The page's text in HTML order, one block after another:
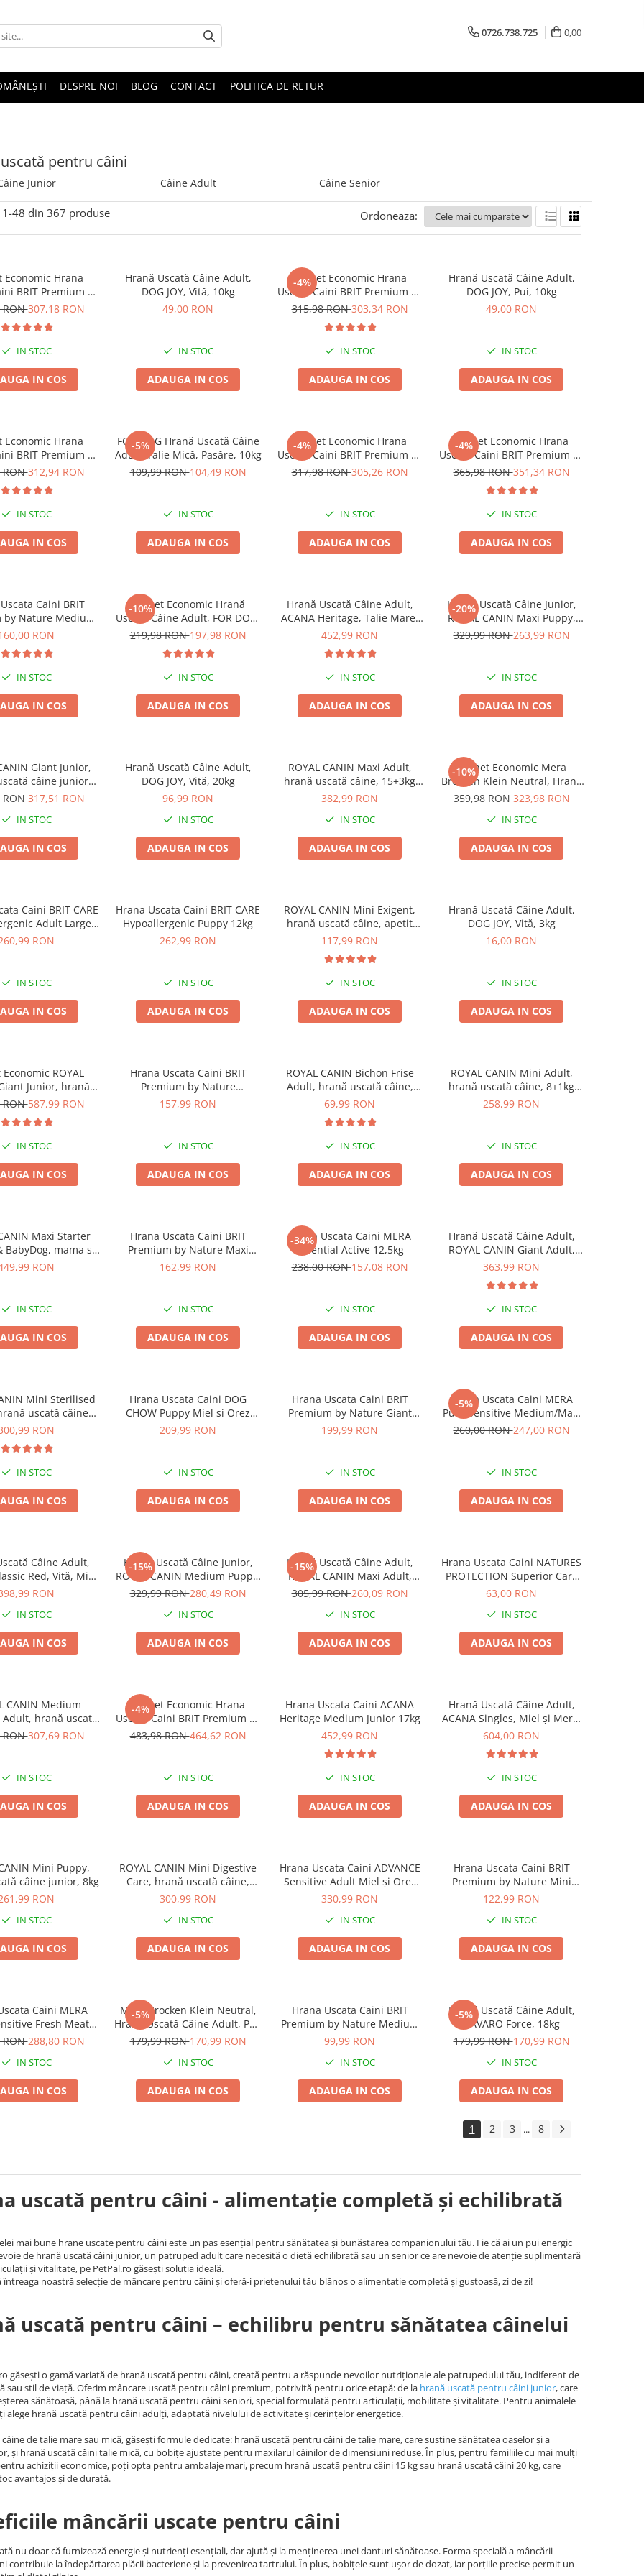
0726.738.725 0,00
DESPRE NOI BLOG CONTACT POLITICA DE RETUR
pentru câini
Junior Câine Adult Câine Senior
1-48 din 367 produse Ordoneaza:
Economic Hrana
BRIT Premium by
Adult 2x15kg
RON307,18 RON
IN STOC
IN COS
Hrană Uscată Câine Adult,
DOG JOY, Vită, 10kg
49,00 RON
IN STOC
ADAUGA IN COS
-4%
Pachet Economic Hrana
Uscata Caini BRIT Premium by
Nature Maxi/Giant Senior
315,98 RON303,34 RON
IN STOC
ADAUGA IN COS
Hrană Uscată Câine Adult,
DOG JOY, Pui, 10kg
49,00 RON
IN STOC
ADAUGA IN COS
Economic Hrana
BRIT Premium by
Adult 2x15kg
RON312,94 RON
IN STOC
IN COS
-5%
FOR DOG Hrană Uscată Câine
Adult, Talie Mică, Pasăre, 10kg
109,99 RON104,49 RON
IN STOC
ADAUGA IN COS
-4%
Pachet Economic Hrana
Uscata Caini BRIT Premium by
Nature Light 2x15kg
317,98 RON305,26 RON
IN STOC
ADAUGA IN COS
-4%
Pachet Economic Hrana
Uscata Caini BRIT Premium by
Nature Giant Adult 2x15kg
365,98 RON351,34 RON
IN STOC
ADAUGA IN COS
Caini BRIT
by Nature Medium
Adult 15kg
RON
IN STOC
IN COS
-10%
Pachet Economic Hrană
Uscată Câine Adult, FOR DOG,
Talie Mică, Pasăre, 10kg
219,98 RON197,98 RON
IN STOC
ADAUGA IN COS
Hrană Uscată Câine Adult,
ACANA Heritage, Talie Mare,
17kg
452,99 RON
IN STOC
ADAUGA IN COS
-20%
Hrană Uscată Câine Junior,
ROYAL CANIN Maxi Puppy,
12kg
329,99 RON263,99 RON
IN STOC
ADAUGA IN COS
Giant Junior,
câine junior
de crestere, 15kg
RON317,51 RON
IN STOC
IN COS
Hrană Uscată Câine Adult,
DOG JOY, Vită, 20kg
96,99 RON
IN STOC
ADAUGA IN COS
ROYAL CANIN Maxi Adult,
hrană uscată câine, 15+3kg
CADOU
382,99 RON
IN STOC
ADAUGA IN COS
-10%
Pachet Economic Mera
Brocken Klein Neutral, Hrană
Uscată Câine Adult, Pui,
359,98 RON323,98 RON
IN STOC
ADAUGA IN COS
Caini BRIT CARE
Adult Large
Breed 12kg
RON
IN STOC
IN COS
Hrana Uscata Caini BRIT CARE
Hypoallergenic Puppy 12kg
262,99 RON
IN STOC
ADAUGA IN COS
ROYAL CANIN Mini Exigent,
hrană uscată câine, apetit
capricios, 3kg
117,99 RON
IN STOC
ADAUGA IN COS
Hrană Uscată Câine Adult,
DOG JOY, Vită, 3kg
16,00 RON
IN STOC
ADAUGA IN COS
Economic ROYAL
Junior, hrană
junior etapa 2 de
RON587,99 RON
IN STOC
IN COS
Hrana Uscata Caini BRIT
Premium by Nature
Maxi/Giant Senior 15kg
157,99 RON
IN STOC
ADAUGA IN COS
ROYAL CANIN Bichon Frise
Adult, hrană uscată câine,
1,5kg
69,99 RON
IN STOC
ADAUGA IN COS
ROYAL CANIN Mini Adult,
hrană uscată câine, 8+1kg
CADOU
258,99 RON
IN STOC
ADAUGA IN COS
Maxi Starter
BabyDog, mama si
uscată câine,
RON
IN STOC
IN COS
Hrana Uscata Caini BRIT
Premium by Nature Maxi
Adult 15kg
162,99 RON
IN STOC
ADAUGA IN COS
-34%
Hrana Uscata Caini MERA
Essential Active 12,5kg
238,00 RON157,08 RON
IN STOC
ADAUGA IN COS
Hrană Uscată Câine Adult,
ROYAL CANIN Giant Adult,
15+3kg CADOU
363,99 RON
IN STOC
ADAUGA IN COS
Mini Sterilised
uscată câine
8kg
RON
IN STOC
IN COS
Hrana Uscata Caini DOG
CHOW Puppy Miel si Orez
14kg
209,99 RON
IN STOC
ADAUGA IN COS
Hrana Uscata Caini BRIT
Premium by Nature Giant
Junior 15kg
199,99 RON
IN STOC
ADAUGA IN COS
-5%
Hrana Uscata Caini MERA
Pure Sensitive Medium/Maxi
Adult Curcan si Orez 12,5kg
260,00 RON247,00 RON
IN STOC
ADAUGA IN COS
Câine Adult,
Red, Vită, Miel
Porc, 14,5kg
RON
IN STOC
IN COS
-15%
Hrană Uscată Câine Junior,
ROYAL CANIN Medium Puppy,
12kg
329,99 RON280,49 RON
IN STOC
ADAUGA IN COS
-15%
Hrană Uscată Câine Adult,
ROYAL CANIN Maxi Adult,
12kg
305,99 RON260,09 RON
IN STOC
ADAUGA IN COS
Hrana Uscata Caini NATURES
PROTECTION Superior Care
White Lamb Adult Small &
63,00 RON
IN STOC
ADAUGA IN COS
CANIN Medium
hrană uscată
sterilizat, 12kg
RON307,69 RON
IN STOC
IN COS
-4%
Pachet Economic Hrana
Uscata Caini BRIT Premium by
Nature Sensitive Miel si Orez
483,98 RON464,62 RON
IN STOC
ADAUGA IN COS
Hrana Uscata Caini ACANA
Heritage Medium Junior 17kg
452,99 RON
IN STOC
ADAUGA IN COS
Hrană Uscată Câine Adult,
ACANA Singles, Miel și Mere,
17kg
604,00 RON
IN STOC
ADAUGA IN COS
Mini Puppy,
câine junior, 8kg
RON
IN STOC
IN COS
ROYAL CANIN Mini Digestive
Care, hrană uscată câine,
confort digestiv, 8kg
300,99 RON
IN STOC
ADAUGA IN COS
Hrana Uscata Caini ADVANCE
Sensitive Adult Miel și Orez
12kg
330,99 RON
IN STOC
ADAUGA IN COS
Hrana Uscata Caini BRIT
Premium by Nature Mini
Adult 8kg
122,99 RON
IN STOC
ADAUGA IN COS
Caini MERA
Fresh Meat
Adult Curcan si
RON288,80 RON
IN STOC
IN COS
-5%
Mera Brocken Klein Neutral,
Hrană Uscată Câine Adult, Pui,
15kg
179,99 RON170,99 RON
IN STOC
ADAUGA IN COS
Hrana Uscata Caini BRIT
Premium by Nature Medium
Adult 8kg
99,99 RON
IN STOC
ADAUGA IN COS
-5%
Hrană Uscată Câine Adult,
BAVARO Force, 18kg
179,99 RON170,99 RON
IN STOC
ADAUGA IN COS
1 2 3 ... 8
uscată pentru câini - alimentație completă și echilibrată
mai bune hrane uscate pentru câini este un pas esențial pentru sănătatea și bunăstarea companionului tău. Fie că ai un pui energic
de hrană uscată câini junior, un patruped adult care necesită o dietă echilibrată sau un senior ce are nevoie de atenție suplimentară
și vitalitate, pe PetPal.ro găsești soluția ideală.
întreaga noastră selecție de mâncare pentru câini și oferă-i prietenului tău blănos o alimentație completă și gustoasă, zi de zi!
uscată pentru câini – echilibru pentru sănătatea câinelui
găsești o gamă variată de hrană uscată pentru câini, creată pentru a răspunde nevoilor nutriționale ale patrupedului tău, indiferent de
sau stil de viață. Oferim mâncare uscată pentru câini premium, potrivită pentru orice etapă: de la hrană uscată pentru câini junior, care
sănătoasă, până la hrană uscată pentru câini seniori, special formulată pentru articulații, mobilitate și vitalitate. Pentru animalele
alege hrană uscată pentru câini adulți, adaptată nivelului de activitate și cerințelor energetice.
câine de talie mare sau mică, găsești formule dedicate: hrană uscată pentru câini de talie mare, care susține sănătatea oaselor și a
și hrană uscată câini talie mică, cu bobițe ajustate pentru maxilarul câinilor de dimensiuni reduse. În plus, pentru familiile cu mai mulți
achiziții economice, poți opta pentru ambalaje mari, precum hrană uscată pentru câini 15 kg sau hrană uscată câini 20 kg, care
avantajos și de durată.
mâncării uscate pentru câini
nu doar că furnizează energie și nutrienți esențiali, dar ajută și la menținerea unei danturi sănătoase. Forma specială a mâncării
contribuie la îndepărtarea plăcii bacteriene și la prevenirea tartrului. În plus, bobițele sunt ușor de dozat, iar porțiile precise permit un